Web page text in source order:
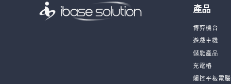
產品
博弈機台
遊戲主機
儲能產品
充電樁
觸控平板電腦